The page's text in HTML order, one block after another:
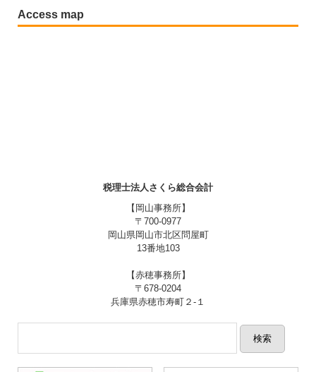
年末年始休業のお知らせ
Access map
税理士法人さくら総合会計
【岡山事務所】
〒700-0977
岡山県岡山市北区問屋町
13番地103
【赤穂事務所】
〒678-0204
兵庫県赤穂市寿町２-１